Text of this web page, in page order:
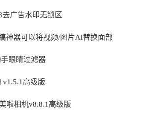
广告水印无锁区
神器可以将视频/图片AI替换面部
眼睛过滤器
v1.5.1高级版
啦相机v8.8.1高级版